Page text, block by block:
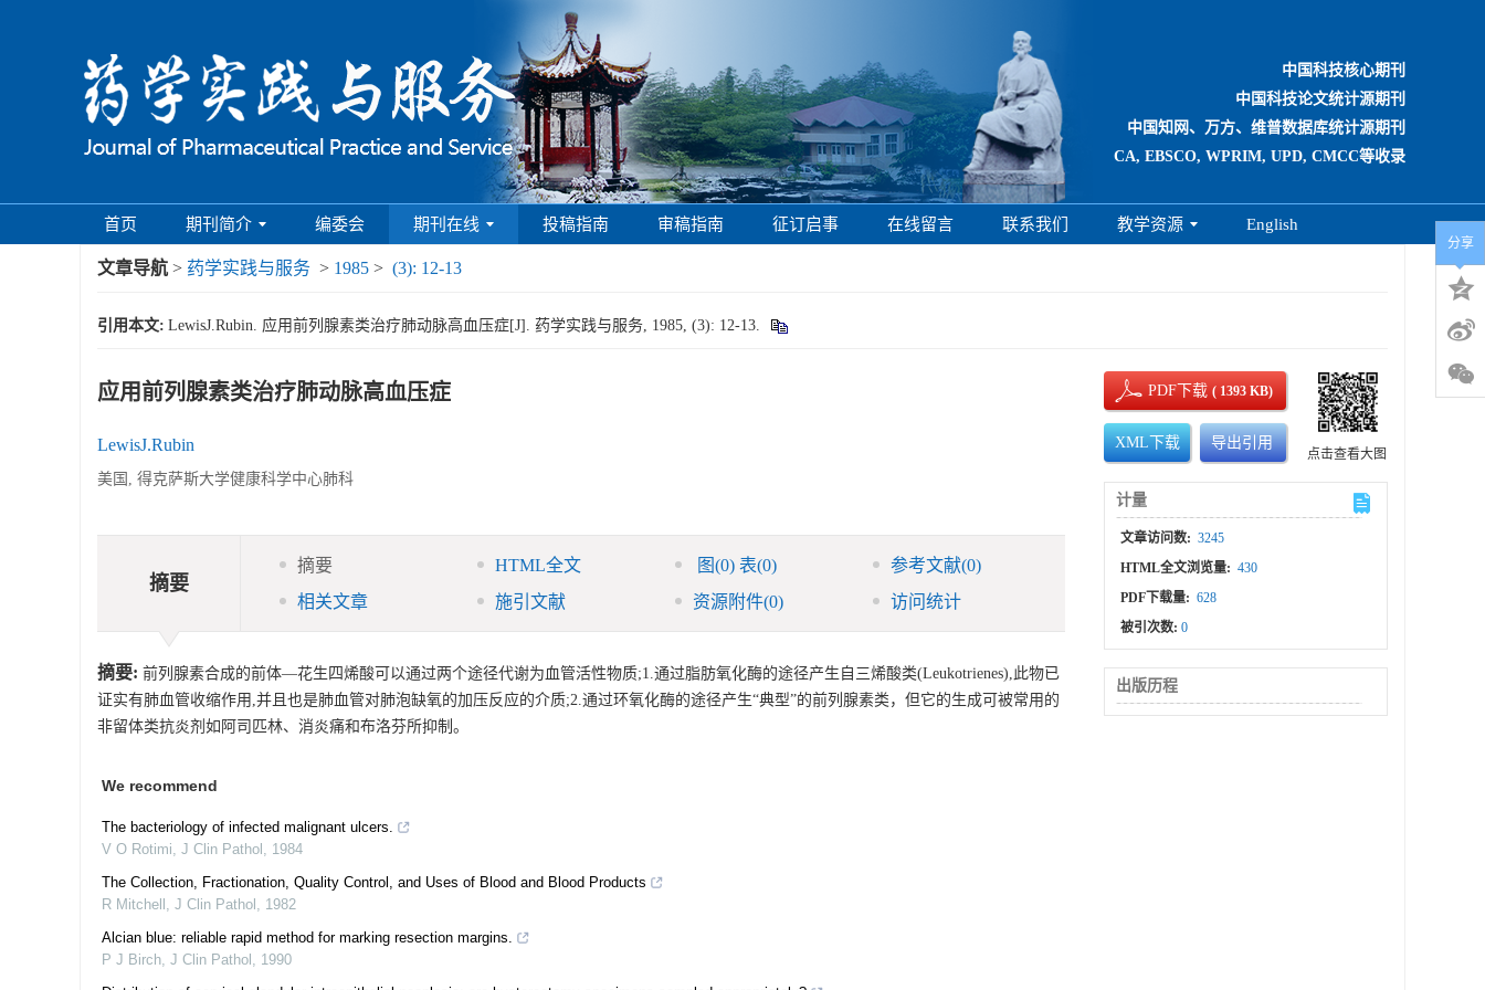
中国科技核心期刊
中国科技论文统计源期刊
中国知网、万方、维普数据库统计源期刊
CA, EBSCO, WPRIM, UPD, CMCC等收录
首页 期刊简介 编委会 期刊在线 投稿指南 审稿指南 征订启事 在线留言 联系我们 教学资源 English
文章导航 > 药学实践与服务 > 1985 > (3): 12-13
引用本文: LewisJ.Rubin. 应用前列腺素类治疗肺动脉高血压症[J]. 药学实践与服务, 1985, (3): 12-13.
应用前列腺素类治疗肺动脉高血压症
LewisJ.Rubin
美国, 得克萨斯大学健康科学中心肺科
摘要
摘要 HTML全文 图(0) 表(0) 参考文献(0)
相关文章
施引文献 资源附件(0) 访问统计
摘要: 前列腺素合成的前体—花生四烯酸可以通过两个途径代谢为血管活性物质;1.通过脂肪氧化酶的途径产生自三烯酸类(Leukotrienes),此物已
证实有肺血管收缩作用,并且也是肺血管对肺泡缺氧的加压反应的介质;2.通过环氧化酶的途径产生“典型”的前列腺素类，但它的生成可被常用的
非留体类抗炎剂如阿司匹林、消炎痛和布洛芬所抑制。
We recommend
The bacteriology of infected malignant ulcers.
V O Rotimi, J Clin Pathol , 1984
The Collection, Fractionation, Quality Control, and Uses of Blood and Blood Products
R Mitchell , J Clin Pathol , 1982
Alcian blue: reliable rapid method for marking resection margins.
P J Birch, J Clin Pathol , 1990
PDF下载( 1393 KB)
XML下载 导出引用
点击查看大图
计量
文章访问数: 3245
HTML全文浏览量: 430
PDF下载量: 628
被引次数:0
出版历程
分享